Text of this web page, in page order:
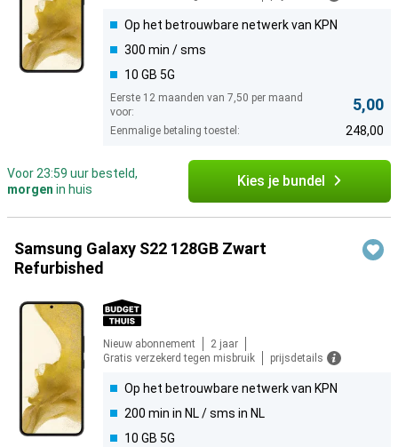
Op het betrouwbare netwerk van KPN
300 min / sms
10 GB 5G
Eerste 12 maanden van 7,50 per maand
voor:
5,00
Eenmalige betaling toestel: 248,00
Voor 23:59 uur besteld,
morgen in huis Kies je bundel
Samsung Galaxy S22 128GB Zwart
Refurbished
Nieuw abonnement
2 jaar
Gratis verzekerd tegen misbruik
prijsdetails
Op het betrouwbare netwerk van KPN
200 min in NL / sms in NL
10 GB 5G